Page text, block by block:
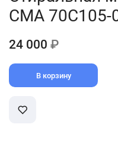
СМА 70C105-
24 000 ₽
В корзину